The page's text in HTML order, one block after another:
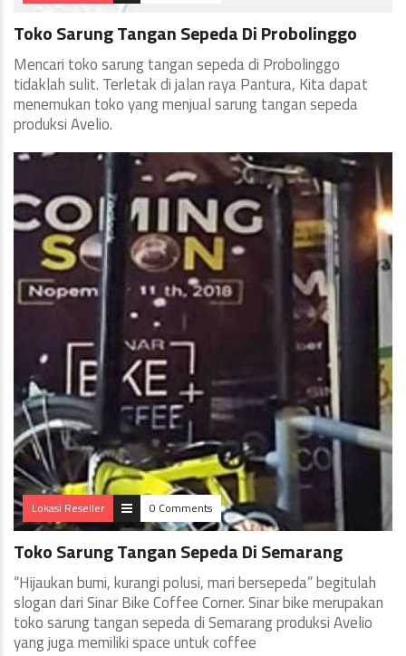
Toko Sarung Tangan Sepeda Di Probolinggo
Mencari toko sarung tangan sepeda di Probolinggo
tidaklah sulit. Terletak di jalan raya Pantura, Kita dapat
menemukan toko yang menjual sarung tangan sepeda
produksi Avelio.
Lokasi Reseller 0 Comments
Toko Sarung Tangan Sepeda Di Semarang
“Hijaukan bumi, kurangi polusi, mari bersepeda” begitulah
slogan dari Sinar Bike Coffee Corner. Sinar bike merupakan
toko sarung tangan sepeda di Semarang produksi Avelio
yang juga memiliki space untuk coffee